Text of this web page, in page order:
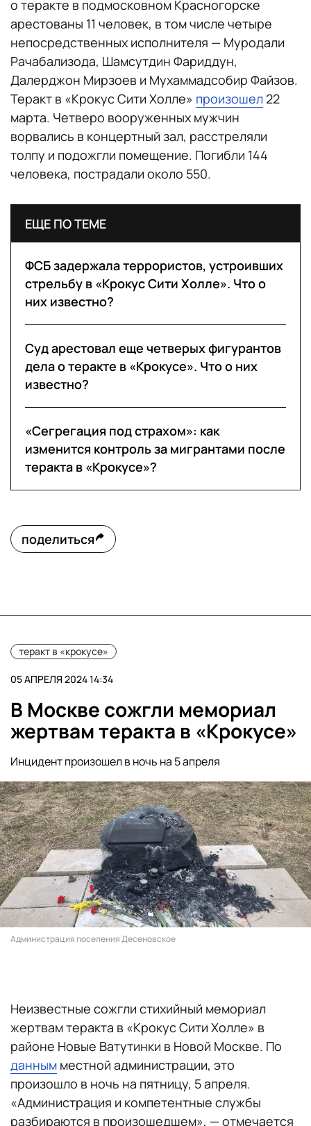
о теракте в подмосковном Красногорске
арестованы 11 человек, в том числе четыре
непосредственных исполнителя — Муродали
Рачабализода, Шамсутдин Фариддун,
Далерджон Мирзоев и Мухаммадсобир Файзов.
Теракт в «Крокус Сити Холле» произошел 22
марта. Четверо вооруженных мужчин
ворвались в концертный зал, расстреляли
толпу и подожгли помещение. Погибли 144
человека, пострадали около 550.
ЕЩЕ ПО ТЕМЕ
ФСБ задержала террористов, устроивших
стрельбу в «Крокус Сити Холле». Что о
них известно?
Суд арестовал еще четверых фигурантов
дела о теракте в «Крокусе». Что о них
известно?
«Сегрегация под страхом»: как
изменится контроль за мигрантами после
теракта в «Крокусе»?
поделиться
теракт в «крокусе»
05 АПРЕЛЯ 2024 14:34
В Москве сожгли мемориал
жертвам теракта в «Крокусе»
Инцидент произошел в ночь на 5 апреля
Администрация поселения Десеновское
Неизвестные сожгли стихийный мемориал
жертвам теракта в «Крокус Сити Холле» в
районе Новые Ватутинки в Новой Москве. По
данным местной администрации, это
произошло в ночь на пятницу, 5 апреля.
«Администрация и компетентные службы
разбираются в произошедшем», — отмечается